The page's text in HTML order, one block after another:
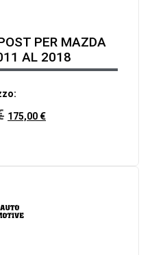
PER MAZDA
AL 2018
175,00 €